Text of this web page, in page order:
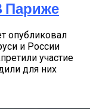
Париже
опубликовал
и России
участие
для них